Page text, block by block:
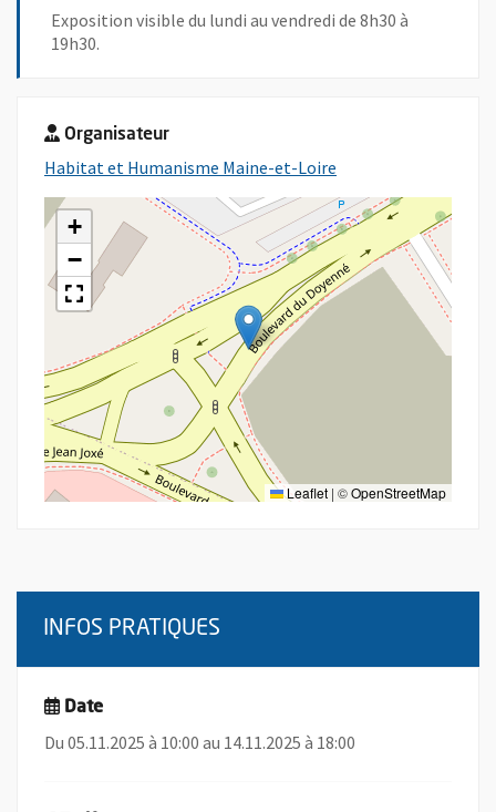
Exposition visible du lundi au vendredi de 8h30 à
19h30.
Organisateur
Habitat et Humanisme Maine-et-Loire
+
−
Leaflet | ©OpenStreetMap
INFOS PRATIQUES
Date
Du 05.11.2025 à 10:00 au 14.11.2025 à 18:00